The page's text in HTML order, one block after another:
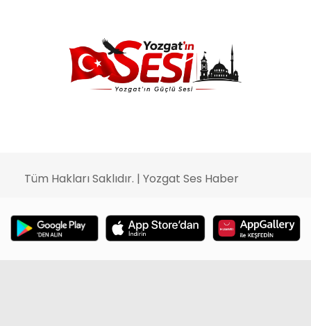
Tüm Hakları Saklıdır. | Yozgat Ses Haber